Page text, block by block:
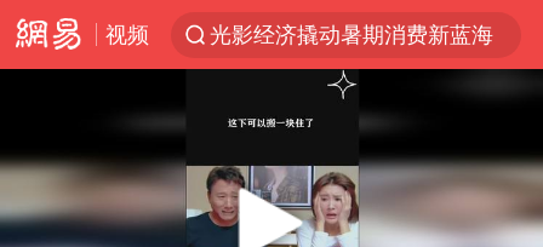
视频
光影经济撬动暑期消费新蓝海
大V：马科斯把路走绝了
白海豚将正面袭击贯穿浙江
杭州全市有序停课